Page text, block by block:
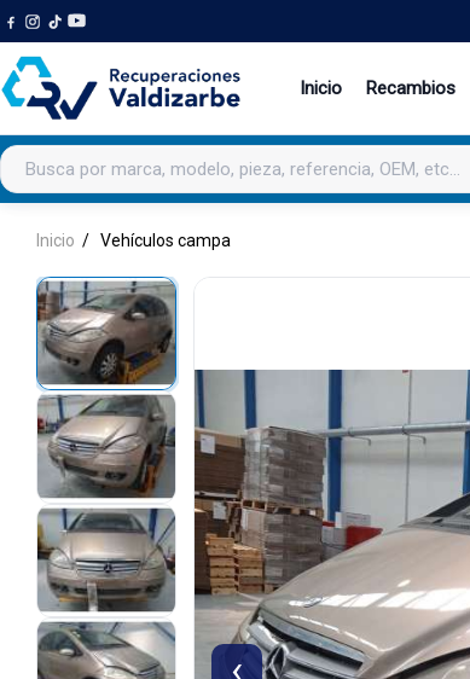
Inicio Recambios
Buscar productos
Inicio Vehículos campa
‹